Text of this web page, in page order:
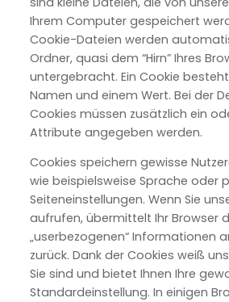
Ihrem Computer gespeichert
Cookie-Dateien werden
Ordner, quasi dem “Hirn” Ihres
untergebracht. Ein Cookie
Namen und einem Wert. Bei der
Cookies müssen zusätzlich ein
Attribute angegeben werden.
Cookies speichern gewisse
wie beispielsweise Sprache oder
Seiteneinstellungen. Wenn Sie
aufrufen, übermittelt Ihr Browser
„userbezogenen“ Informationen
zurück. Dank der Cookies weiß
Sie sind und bietet Ihnen Ihre
Standardeinstellung. In einigen